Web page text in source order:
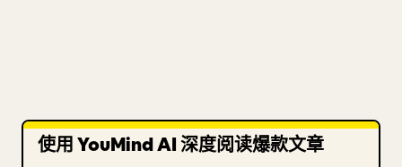
使用 YouMind AI 深度阅读爆款文章